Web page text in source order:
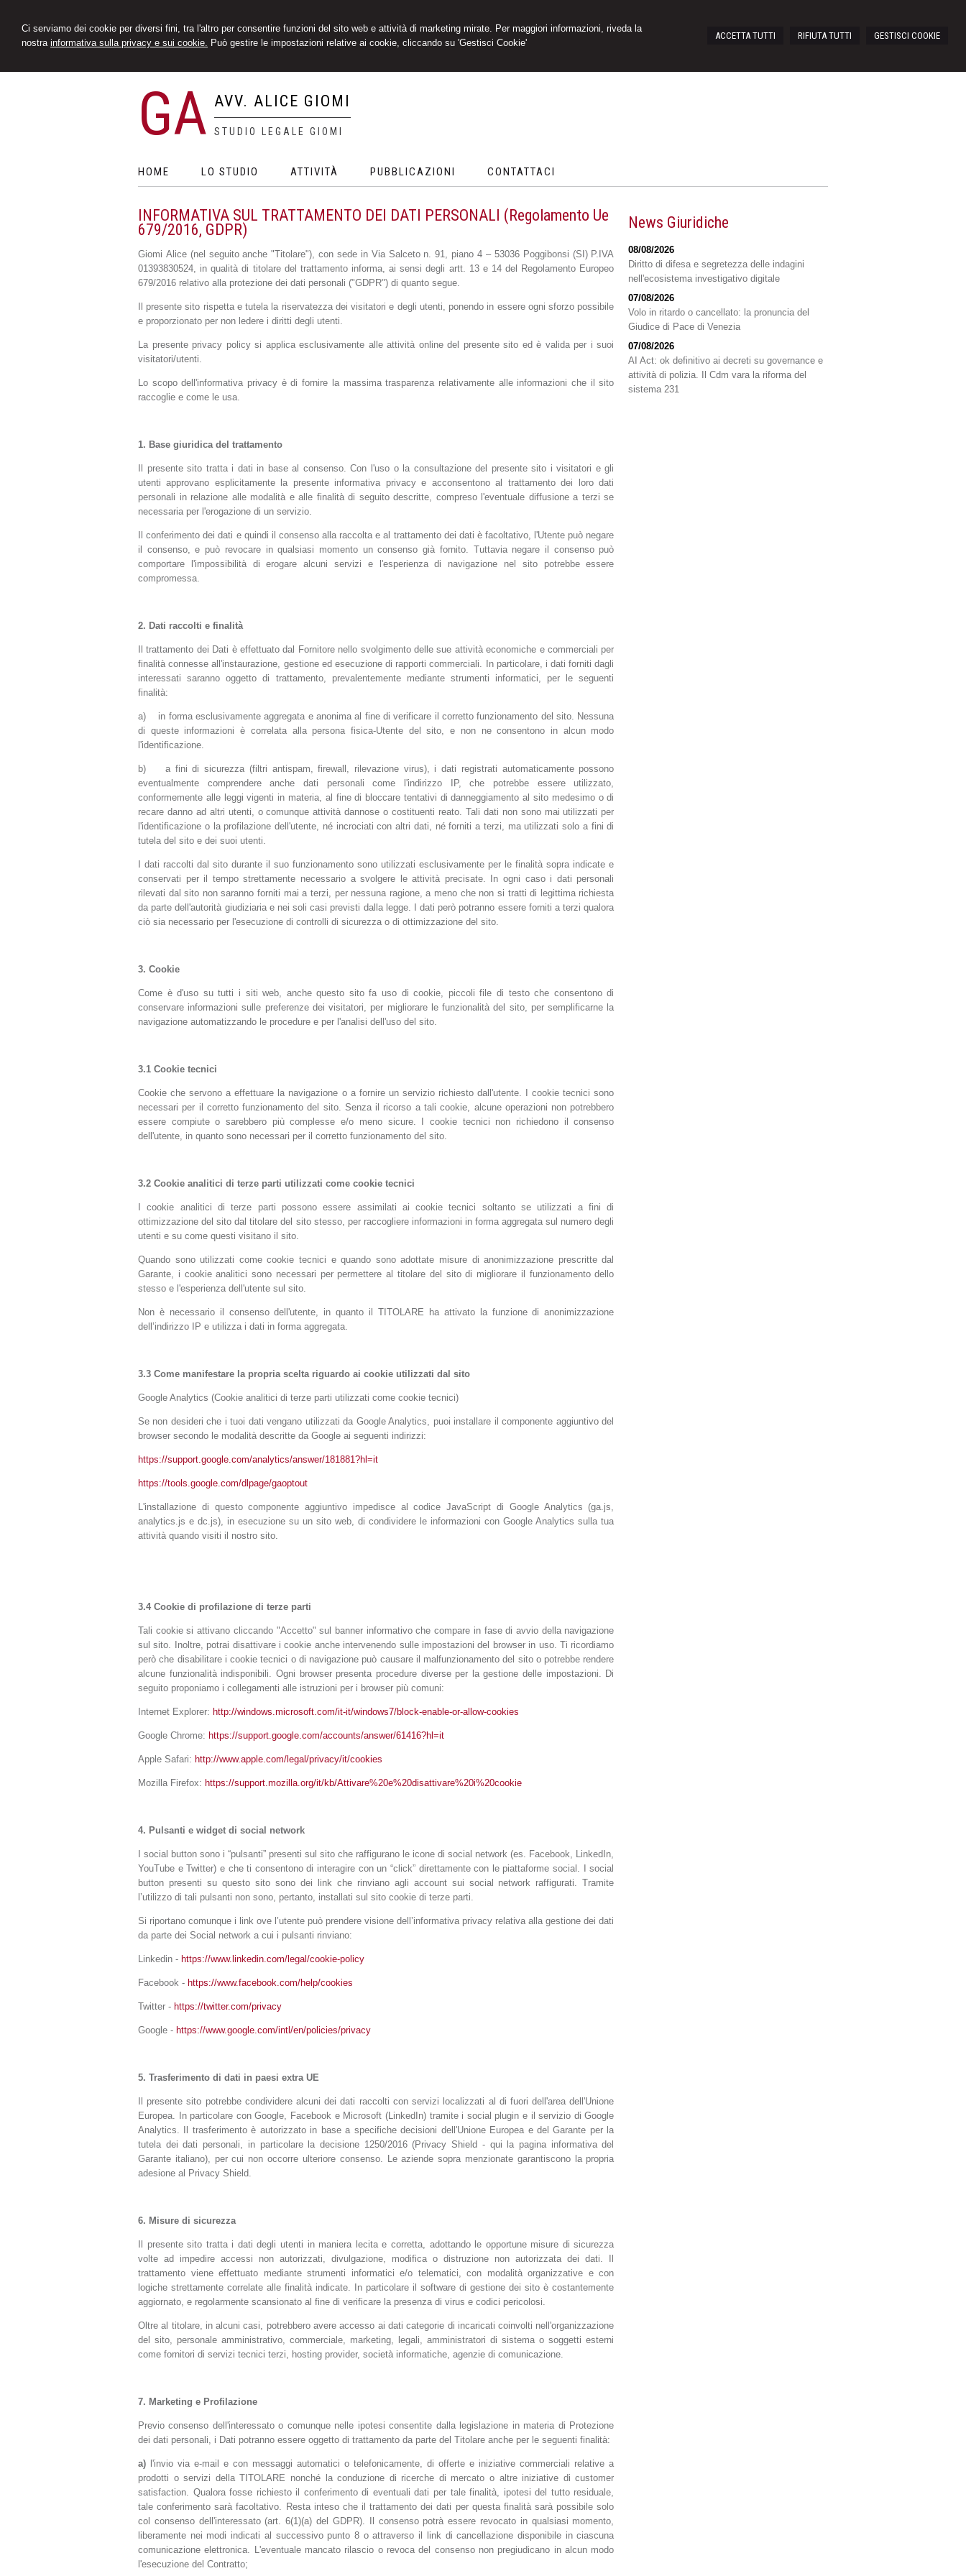
Ci serviamo dei cookie per diversi fini, tra l'altro per consentire funzioni del sito web e attività di marketing mirate. Per maggiori informazioni, riveda la
nostra informativa sulla privacy e sui cookie. Può gestire le impostazioni relative ai cookie, cliccando su 'Gestisci Cookie'
ACCETTA TUTTI RIFIUTA TUTTI GESTISCI COOKIE
GA AVV. ALICE GIOMI
STUDIO LEGALE GIOMI
HOME LO STUDIO ATTIVITÀ PUBBLICAZIONI CONTATTACI
INFORMATIVA SUL TRATTAMENTO DEI DATI PERSONALI (Regolamento Ue
679/2016, GDPR)
Giomi Alice (nel seguito anche "Titolare"), con sede in Via Salceto n. 91, piano 4 – 53036 Poggibonsi (SI) P.IVA
01393830524, in qualità di titolare del trattamento informa, ai sensi degli artt. 13 e 14 del Regolamento Europeo
679/2016 relativo alla protezione dei dati personali ("GDPR") di quanto segue.
Il presente sito rispetta e tutela la riservatezza dei visitatori e degli utenti, ponendo in essere ogni sforzo possibile
e proporzionato per non ledere i diritti degli utenti.
La presente privacy policy si applica esclusivamente alle attività online del presente sito ed è valida per i suoi
visitatori/utenti.
Lo scopo dell'informativa privacy è di fornire la massima trasparenza relativamente alle informazioni che il sito
raccoglie e come le usa.
1. Base giuridica del trattamento
Il presente sito tratta i dati in base al consenso. Con l'uso o la consultazione del presente sito i visitatori e gli
utenti approvano esplicitamente la presente informativa privacy e acconsentono al trattamento dei loro dati
personali in relazione alle modalità e alle finalità di seguito descritte, compreso l'eventuale diffusione a terzi se
necessaria per l'erogazione di un servizio.
Il conferimento dei dati e quindi il consenso alla raccolta e al trattamento dei dati è facoltativo, l'Utente può negare
il consenso, e può revocare in qualsiasi momento un consenso già fornito. Tuttavia negare il consenso può
comportare l'impossibilità di erogare alcuni servizi e l'esperienza di navigazione nel sito potrebbe essere
compromessa.
2. Dati raccolti e finalità
Il trattamento dei Dati è effettuato dal Fornitore nello svolgimento delle sue attività economiche e commerciali per
finalità connesse all'instaurazione, gestione ed esecuzione di rapporti commerciali. In particolare, i dati forniti dagli
interessati saranno oggetto di trattamento, prevalentemente mediante strumenti informatici, per le seguenti
finalità:
a) in forma esclusivamente aggregata e anonima al fine di verificare il corretto funzionamento del sito. Nessuna
di queste informazioni è correlata alla persona fisica-Utente del sito, e non ne consentono in alcun modo
l'identificazione.
b) a fini di sicurezza (filtri antispam, firewall, rilevazione virus), i dati registrati automaticamente possono
eventualmente comprendere anche dati personali come l'indirizzo IP, che potrebbe essere utilizzato,
conformemente alle leggi vigenti in materia, al fine di bloccare tentativi di danneggiamento al sito medesimo o di
recare danno ad altri utenti, o comunque attività dannose o costituenti reato. Tali dati non sono mai utilizzati per
l'identificazione o la profilazione dell'utente, né incrociati con altri dati, né forniti a terzi, ma utilizzati solo a fini di
tutela del sito e dei suoi utenti.
I dati raccolti dal sito durante il suo funzionamento sono utilizzati esclusivamente per le finalità sopra indicate e
conservati per il tempo strettamente necessario a svolgere le attività precisate. In ogni caso i dati personali
rilevati dal sito non saranno forniti mai a terzi, per nessuna ragione, a meno che non si tratti di legittima richiesta
da parte dell'autorità giudiziaria e nei soli casi previsti dalla legge. I dati però potranno essere forniti a terzi qualora
ciò sia necessario per l'esecuzione di controlli di sicurezza o di ottimizzazione del sito.
3. Cookie
Come è d'uso su tutti i siti web, anche questo sito fa uso di cookie, piccoli file di testo che consentono di
conservare informazioni sulle preferenze dei visitatori, per migliorare le funzionalità del sito, per semplificarne la
navigazione automatizzando le procedure e per l'analisi dell'uso del sito.
3.1 Cookie tecnici
Cookie che servono a effettuare la navigazione o a fornire un servizio richiesto dall'utente. I cookie tecnici sono
necessari per il corretto funzionamento del sito. Senza il ricorso a tali cookie, alcune operazioni non potrebbero
essere compiute o sarebbero più complesse e/o meno sicure. I cookie tecnici non richiedono il consenso
dell'utente, in quanto sono necessari per il corretto funzionamento del sito.
3.2 Cookie analitici di terze parti utilizzati come cookie tecnici
I cookie analitici di terze parti possono essere assimilati ai cookie tecnici soltanto se utilizzati a fini di
ottimizzazione del sito dal titolare del sito stesso, per raccogliere informazioni in forma aggregata sul numero degli
utenti e su come questi visitano il sito.
Quando sono utilizzati come cookie tecnici e quando sono adottate misure di anonimizzazione prescritte dal
Garante, i cookie analitici sono necessari per permettere al titolare del sito di migliorare il funzionamento dello
stesso e l'esperienza dell'utente sul sito.
Non è necessario il consenso dell'utente, in quanto il TITOLARE ha attivato la funzione di anonimizzazione
dell’indirizzo IP e utilizza i dati in forma aggregata.
3.3 Come manifestare la propria scelta riguardo ai cookie utilizzati dal sito
Google Analytics (Cookie analitici di terze parti utilizzati come cookie tecnici)
Se non desideri che i tuoi dati vengano utilizzati da Google Analytics, puoi installare il componente aggiuntivo del
browser secondo le modalità descritte da Google ai seguenti indirizzi:
https://support.google.com/analytics/answer/181881?hl=it
https://tools.google.com/dlpage/gaoptout
L'installazione di questo componente aggiuntivo impedisce al codice JavaScript di Google Analytics (ga.js,
analytics.js e dc.js), in esecuzione su un sito web, di condividere le informazioni con Google Analytics sulla tua
attività quando visiti il nostro sito.
3.4 Cookie di profilazione di terze parti
Tali cookie si attivano cliccando "Accetto" sul banner informativo che compare in fase di avvio della navigazione
sul sito. Inoltre, potrai disattivare i cookie anche intervenendo sulle impostazioni del browser in uso. Ti ricordiamo
però che disabilitare i cookie tecnici o di navigazione può causare il malfunzionamento del sito o potrebbe rendere
alcune funzionalità indisponibili. Ogni browser presenta procedure diverse per la gestione delle impostazioni. Di
seguito proponiamo i collegamenti alle istruzioni per i browser più comuni:
Internet Explorer: http://windows.microsoft.com/it-it/windows7/block-enable-or-allow-cookies
Google Chrome: https://support.google.com/accounts/answer/61416?hl=it
Apple Safari: http://www.apple.com/legal/privacy/it/cookies
Mozilla Firefox: https://support.mozilla.org/it/kb/Attivare%20e%20disattivare%20i%20cookie
4. Pulsanti e widget di social network
I social button sono i “pulsanti” presenti sul sito che raffigurano le icone di social network (es. Facebook, LinkedIn,
YouTube e Twitter) e che ti consentono di interagire con un “click” direttamente con le piattaforme social. I social
button presenti su questo sito sono dei link che rinviano agli account sui social network raffigurati. Tramite
l’utilizzo di tali pulsanti non sono, pertanto, installati sul sito cookie di terze parti.
Si riportano comunque i link ove l’utente può prendere visione dell’informativa privacy relativa alla gestione dei dati
da parte dei Social network a cui i pulsanti rinviano:
Linkedin - https://www.linkedin.com/legal/cookie-policy
Facebook - https://www.facebook.com/help/cookies
Twitter - https://twitter.com/privacy
Google - https://www.google.com/intl/en/policies/privacy
5. Trasferimento di dati in paesi extra UE
Il presente sito potrebbe condividere alcuni dei dati raccolti con servizi localizzati al di fuori dell'area dell'Unione
Europea. In particolare con Google, Facebook e Microsoft (LinkedIn) tramite i social plugin e il servizio di Google
Analytics. Il trasferimento è autorizzato in base a specifiche decisioni dell'Unione Europea e del Garante per la
tutela dei dati personali, in particolare la decisione 1250/2016 (Privacy Shield - qui la pagina informativa del
Garante italiano), per cui non occorre ulteriore consenso. Le aziende sopra menzionate garantiscono la propria
adesione al Privacy Shield.
6. Misure di sicurezza
Il presente sito tratta i dati degli utenti in maniera lecita e corretta, adottando le opportune misure di sicurezza
volte ad impedire accessi non autorizzati, divulgazione, modifica o distruzione non autorizzata dei dati. Il
trattamento viene effettuato mediante strumenti informatici e/o telematici, con modalità organizzative e con
logiche strettamente correlate alle finalità indicate. In particolare il software di gestione dei sito è costantemente
aggiornato, e regolarmente scansionato al fine di verificare la presenza di virus e codici pericolosi.
Oltre al titolare, in alcuni casi, potrebbero avere accesso ai dati categorie di incaricati coinvolti nell'organizzazione
del sito, personale amministrativo, commerciale, marketing, legali, amministratori di sistema o soggetti esterni
come fornitori di servizi tecnici terzi, hosting provider, società informatiche, agenzie di comunicazione.
7. Marketing e Profilazione
Previo consenso dell'interessato o comunque nelle ipotesi consentite dalla legislazione in materia di Protezione
dei dati personali, i Dati potranno essere oggetto di trattamento da parte del Titolare anche per le seguenti finalità:
a) l'invio via e-mail e con messaggi automatici o telefonicamente, di offerte e iniziative commerciali relative a
prodotti o servizi della TITOLARE nonché la conduzione di ricerche di mercato o altre iniziative di customer
satisfaction. Qualora fosse richiesto il conferimento di eventuali dati per tale finalità, ipotesi del tutto residuale,
tale conferimento sarà facoltativo. Resta inteso che il trattamento dei dati per questa finalità sarà possibile solo
col consenso dell'interessato (art. 6(1)(a) del GDPR). Il consenso potrà essere revocato in qualsiasi momento,
liberamente nei modi indicati al successivo punto 8 o attraverso il link di cancellazione disponibile in ciascuna
comunicazione elettronica. L'eventuale mancato rilascio o revoca del consenso non pregiudicano in alcun modo
l'esecuzione del Contratto;
News Giuridiche
08/08/2026
Diritto di difesa e segretezza delle indagini
nell'ecosistema investigativo digitale
07/08/2026
Volo in ritardo o cancellato: la pronuncia del
Giudice di Pace di Venezia
07/08/2026
AI Act: ok definitivo ai decreti su governance e
attività di polizia. Il Cdm vara la riforma del
sistema 231